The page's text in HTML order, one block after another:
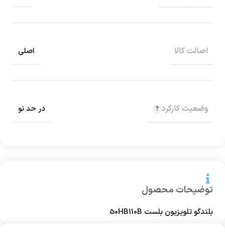
توضیحات محصول
بلندگو تلویزیون بلست 50HB110B
اصالت کالا اصلی
وضعیت کارکرد در حد نو